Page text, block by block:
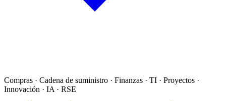
Compras · Cadena de suministro · Finanzas · TI · Proyectos ·
Innovación · IA · RSE